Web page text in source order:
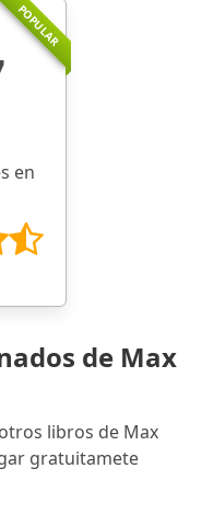
POPULAR
en
de Max
libros de Max
gratuitamete